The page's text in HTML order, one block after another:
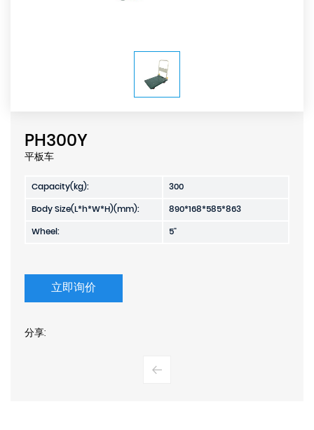
PH300Y
平板车
Capacity(kg):
300
Body Size(L*h*W*H)(mm):
890*168*585*863
Wheel:
5"
立即询价
分享: